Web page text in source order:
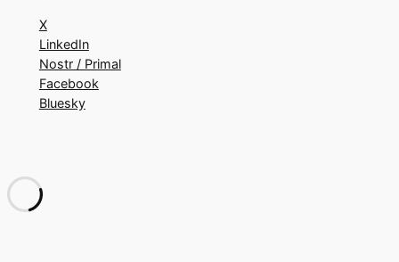
X
LinkedIn
Nostr / Primal
Facebook
Bluesky